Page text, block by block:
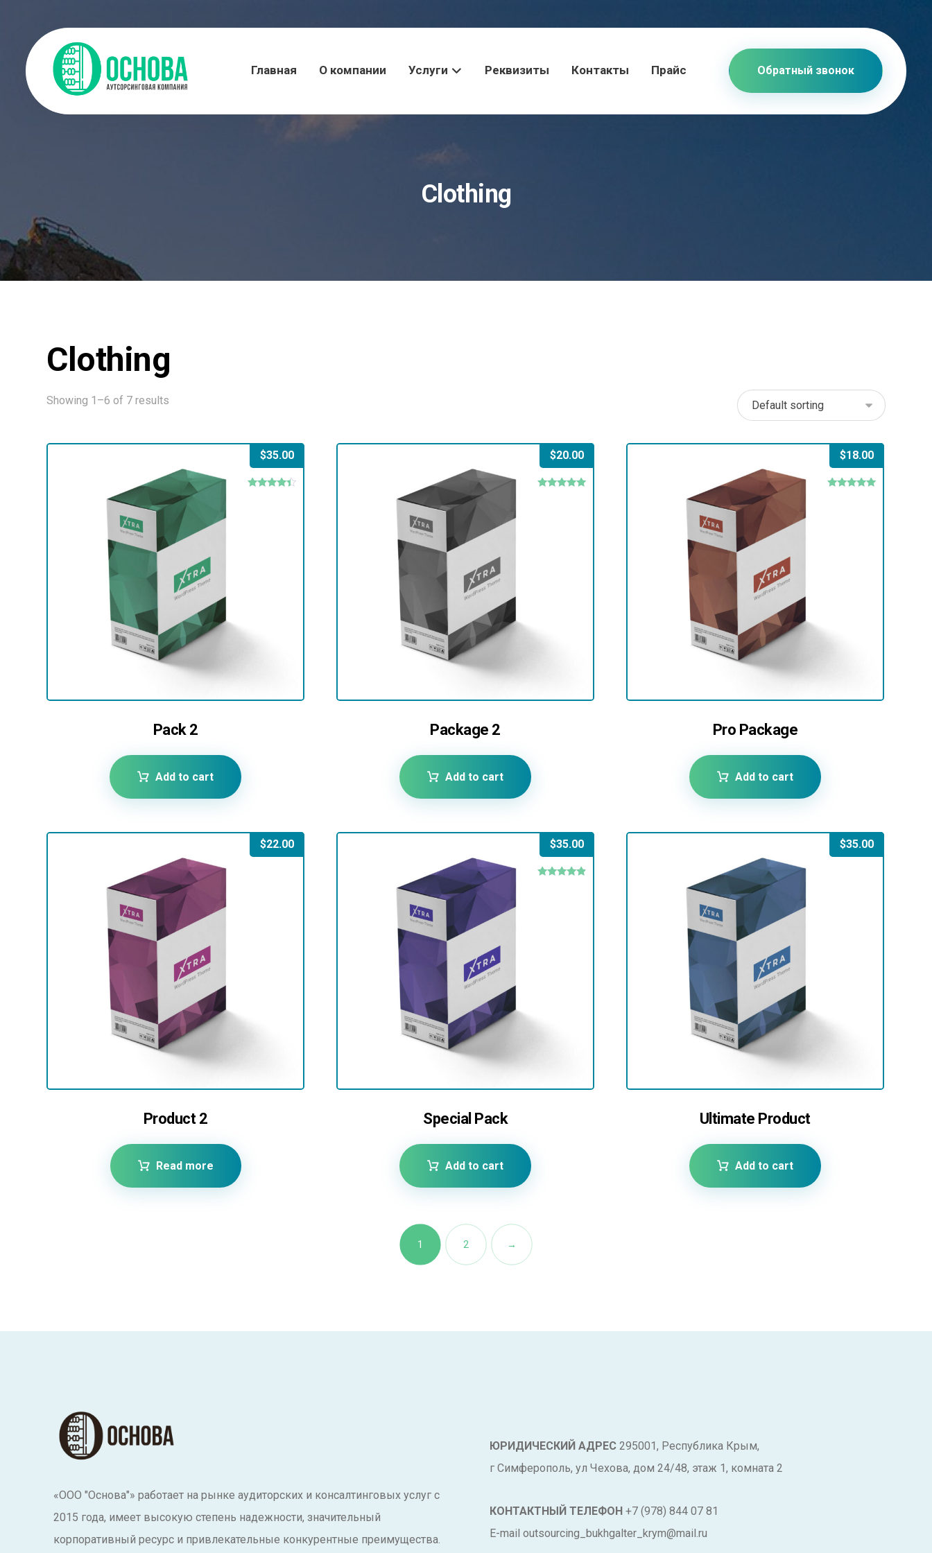
Главная О компании Услуги Реквизиты Контакты Прайс Обратный звонок
Clothing
Clothing
Showing 1–6 of 7 results
Pack 2
$35.00
Add to cart
Package 2
$20.00
Add to cart
Pro Package
$18.00
Add to cart
Product 2
$22.00
Read more
Special Pack
$35.00
Add to cart
Ultimate Product
$35.00
Add to cart
1 2 →
«ООО "Основа"» работает на рынке аудиторских и консалтинговых услуг с
2015 года, имеет высокую степень надежности, значительный
корпоративный ресурс и привлекательные конкурентные преимущества.
ЮРИДИЧЕСКИЙ АДРЕС 295001, Республика Крым,
г Симферополь, ул Чехова, дом 24/48, этаж 1, комната 2
КОНТАКТНЫЙ ТЕЛЕФОН +7 (978) 844 07 81
E-mail outsourcing_bukhgalter_krym@mail.ru